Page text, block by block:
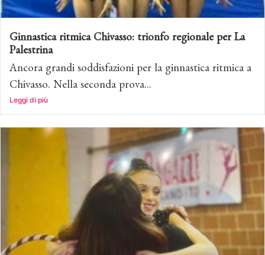
Ginnastica ritmica Chivasso: trionfo regionale per La
Palestrina
Ancora grandi soddisfazioni per la ginnastica ritmica a
Chivasso. Nella seconda prova...
Leggi di più